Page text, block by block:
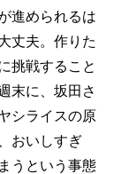
進められるは
丈夫。作りた
挑戦すること
末に、坂田さ
シライスの原
おいしすぎ
うという事態